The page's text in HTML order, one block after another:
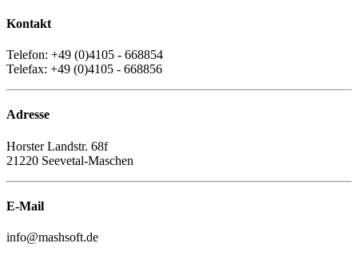
Kontakt
Telefon: +49 (0)4105 - 668854
Telefax: +49 (0)4105 - 668856
Adresse
Horster Landstr. 68f
21220 Seevetal-Maschen
E-Mail
info@mashsoft.de